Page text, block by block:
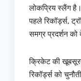
लोकप्रिय स्लैंग
पहले रिकॉर्ड्स,
समग्र प्रदर्शन
क्रिकेट की
रिकॉर्ड्स को